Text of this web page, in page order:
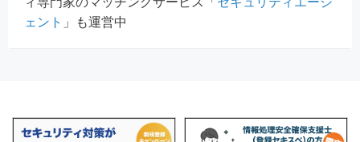
ェント 」も運営中